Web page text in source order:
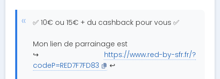
✅ 10€ ou 15€ + du cashback pour vous ✅
Mon lien de parrainage est
↪️
https://www.red-by-sfr.fr/?
codeP=RED7F7FD83
↩️